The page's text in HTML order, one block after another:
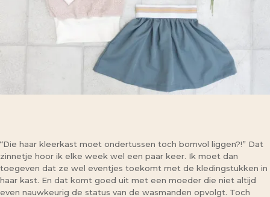
“Die haar kleerkast moet ondertussen toch bomvol liggen?!” Dat
zinnetje hoor ik elke week wel een paar keer. Ik moet dan
toegeven dat ze wel eventjes toekomt met de kledingstukken in
haar kast. En dat komt goed uit met een moeder die niet altijd
even nauwkeurig de status van de wasmanden opvolgt. Toch